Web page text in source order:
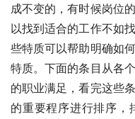
成不变的，有时候岗位
以找到适合的工作不如
些特质可以帮助明确如
特质。下面的条目从各
的职业满足，看完这些
的重要程序进行排序，